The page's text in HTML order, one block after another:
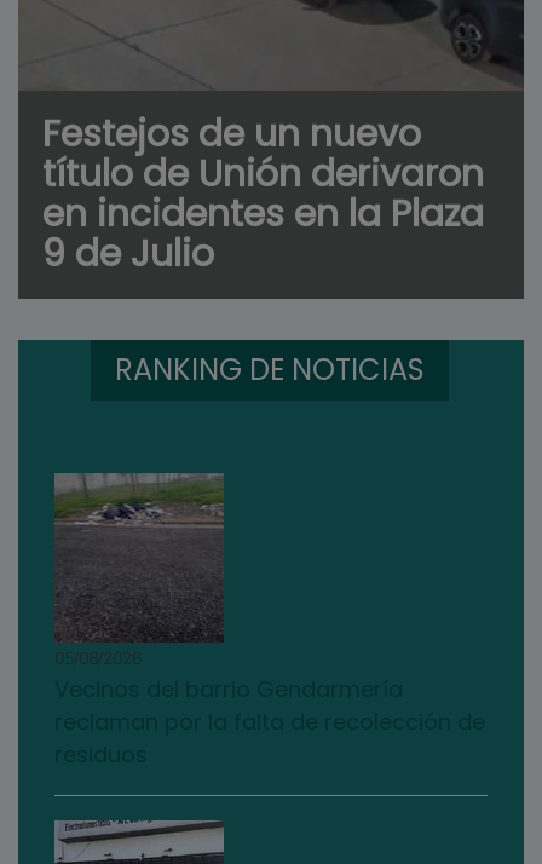
Festejos de un nuevo
título de Unión derivaron
en incidentes en la Plaza
9 de Julio
RANKING DE NOTICIAS
05/08/2026